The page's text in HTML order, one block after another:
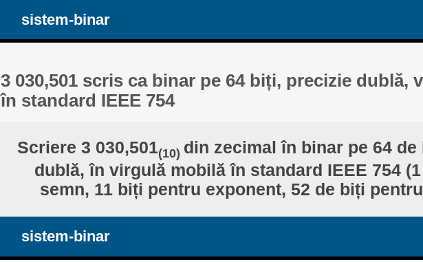
sistem-binar
3 030,501 scris ca binar pe 64 biți, precizie dublă,
în standard IEEE 754
Scriere 3 030,501(10) din zecimal în binar pe 64
dublă, în virgulă mobilă în standard IEEE 754
semn, 11 biți pentru exponent, 52 de biți
sistem-binar